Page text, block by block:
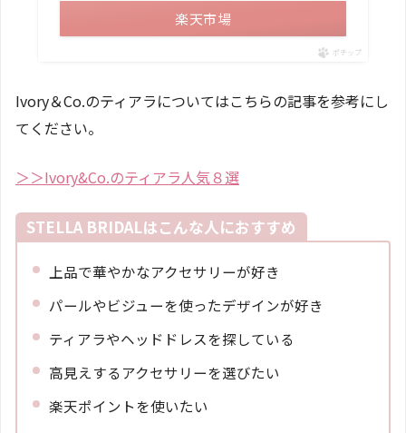
楽天市場
ポチップ
Ivory＆Co.のティアラについてはこちらの記事を参考にし
てください。
＞＞Ivory&Co.のティアラ人気８選
STELLA BRIDALはこんな人におすすめ
上品で華やかなアクセサリーが好き
パールやビジューを使ったデザインが好き
ティアラやヘッドドレスを探している
高見えするアクセサリーを選びたい
楽天ポイントを使いたい